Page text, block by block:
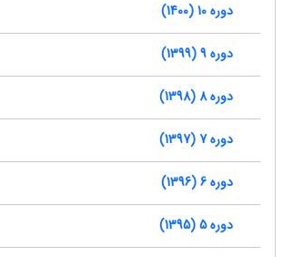
دوره 10 (1400)
دوره 9 (1399)
دوره 8 (1398)
دوره 7 (1397)
دوره 6 (1396)
دوره 5 (1395)